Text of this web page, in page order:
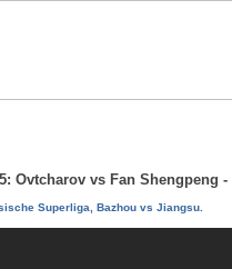
Ovtcharov vs Fan
Superliga, Bazhou vs Jiangsu.